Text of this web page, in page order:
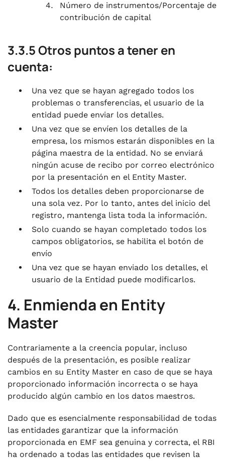
Número de instrumentos/Porcentaje de
contribución de capital
3.3.5 Otros puntos a tener en
cuenta:
Una vez que se hayan agregado todos los
problemas o transferencias, el usuario de la
entidad puede enviar los detalles.
Una vez que se envíen los detalles de la
empresa, los mismos estarán disponibles en la
página maestra de la entidad. No se enviará
ningún acuse de recibo por correo electrónico
por la presentación en el Entity Master.
Todos los detalles deben proporcionarse de
una sola vez. Por lo tanto, antes del inicio del
registro, mantenga lista toda la información.
Solo cuando se hayan completado todos los
campos obligatorios, se habilita el botón de
envío
Una vez que se hayan enviado los detalles, el
usuario de la Entidad puede modificarlos.
4. Enmienda en Entity
Master
Contrariamente a la creencia popular, incluso
después de la presentación, es posible realizar
cambios en su Entity Master en caso de que se haya
proporcionado información incorrecta o se haya
producido algún cambio en los datos maestros.
Dado que es esencialmente responsabilidad de todas
las entidades garantizar que la información
proporcionada en EMF sea genuina y correcta, el RBI
ha ordenado a todas las entidades que revisen la